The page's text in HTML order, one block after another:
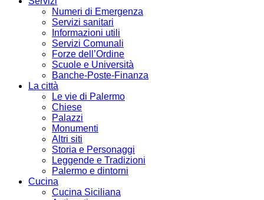
Numeri di Emergenza
Servizi sanitari
Informazioni utili
Servizi Comunali
Forze dell’Ordine
Scuole e Università
Banche-Poste-Finanza
La città
Le vie di Palermo
Chiese
Palazzi
Monumenti
Altri siti
Storia e Personaggi
Leggende e Tradizioni
Palermo e dintorni
Cucina
Cucina Siciliana